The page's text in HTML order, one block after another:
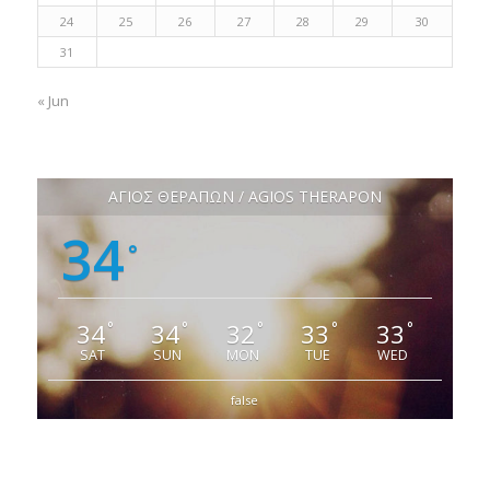
24
25 26 27 28 29
30
31
« Jun
ΑΓΙΟΣ ΘΕΡΑΠΩΝ / AGIOS THERAPON
34°
34°
SAT
34°
SUN
32 °
MON
33 °
TUE
33 °
WED
false